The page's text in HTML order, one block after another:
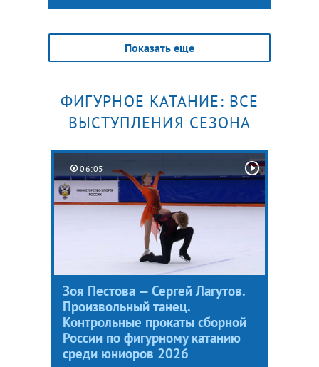
Показать еще
ФИГУРНОЕ КАТАНИЕ: ВСЕ
ВЫСТУПЛЕНИЯ СЕЗОНА
06:05
Зоя Пестова — Сергей Лагутов.
Произвольный танец.
Контрольные прокаты сборной
России по фигурному катанию
среди юниоров 2026